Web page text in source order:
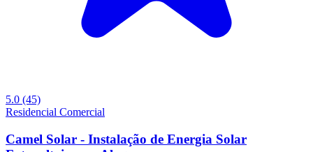
5.0 (45)
Residencial Comercial
Camel Solar - Instalação de Energia Solar